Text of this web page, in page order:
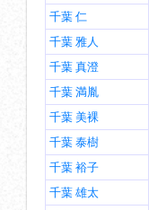
千葉 仁
千葉 雅人
千葉 真澄
千葉 満胤
千葉 美裸
千葉 泰樹
千葉 裕子
千葉 雄太